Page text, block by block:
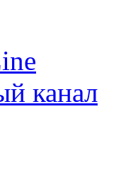
канал